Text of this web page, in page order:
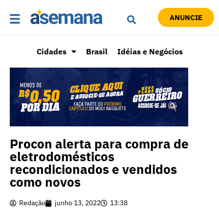
ANUNCIE
Cidades Brasil Idéias e Negócios
Procon alerta para compra de
eletrodomésticos
recondicionados e vendidos
como novos
Redação junho 13, 2022 13:38